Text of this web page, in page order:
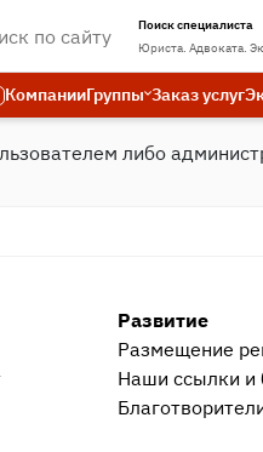
Поиск специалиста
Юриста. Адвоката.
КомпанииГруппы Заказ услуг
либо
Развитие
Размещение
Наши ссылки и